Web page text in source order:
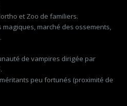
et Zoo de familiers.
marché des ossements,
de vampires dirigée par
peu fortunés (proximité de